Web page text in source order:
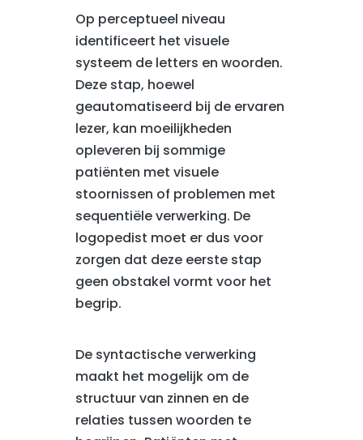
Op perceptueel niveau
identificeert het visuele
systeem de letters en woorden.
Deze stap, hoewel
geautomatiseerd bij de ervaren
lezer, kan moeilijkheden
opleveren bij sommige
patiënten met visuele
stoornissen of problemen met
sequentiële verwerking. De
logopedist moet er dus voor
zorgen dat deze eerste stap
geen obstakel vormt voor het
begrip.
De syntactische verwerking
maakt het mogelijk om de
structuur van zinnen en de
relaties tussen woorden te